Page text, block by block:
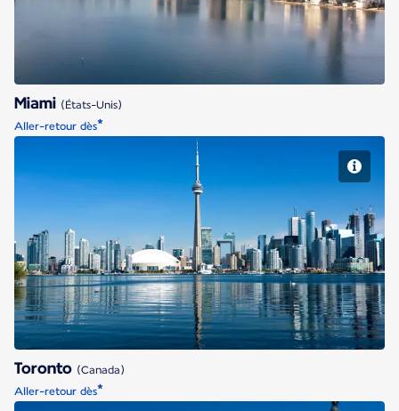
Miami (États-Unis)
Aller-retour dès*
Toronto
Toronto (Canada)
Aller-retour dès*